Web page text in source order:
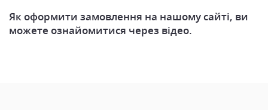
Як оформити замовлення на нашому сайті, ви
можете ознайомитися через відео.